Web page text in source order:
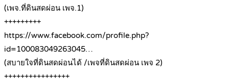
(เพจ.ที่ดินสดผ่อน เพจ.1)
+++++++++
https://www.facebook.com/profile.php?
id=100083049263045…
(สบายใจที่ดินสดผ่อนได้ /เพจที่ดินสดผ่อน เพจ 2)
++++++++++++++++